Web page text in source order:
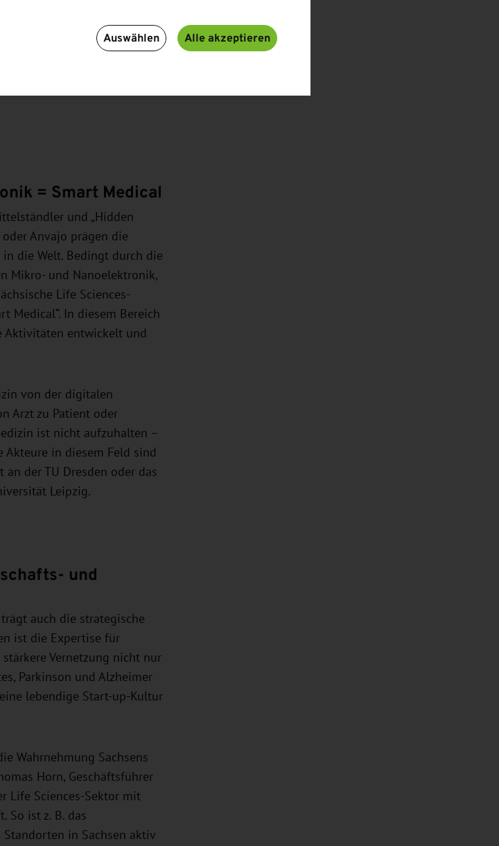
Technischen Universität
Spitzenzentren der
OncoRay – Nationales
und technisch
= Smart Medical
und „Hidden
Anvajo prägen die
die Welt. Bedingt durch die
Mikro- und Nanoelektronik,
Life Sciences-
Medical“. In diesem Bereich
Aktivitäten entwickelt und
von der digitalen
Arzt zu Patient oder
ist nicht aufzuhalten –
in diesem Feld sind
der TU Dresden oder das
Leipzig.
und
auch die strategische
ist die Expertise für
Vernetzung nicht nur
Parkinson und Alzheimer
lebendige Start-up-Kultur
Wahrnehmung Sachsens
Horn, Geschäftsführer
Life Sciences-Sektor mit
So ist z. B. das
in Sachsen aktiv
Auswählen Alle akzeptieren